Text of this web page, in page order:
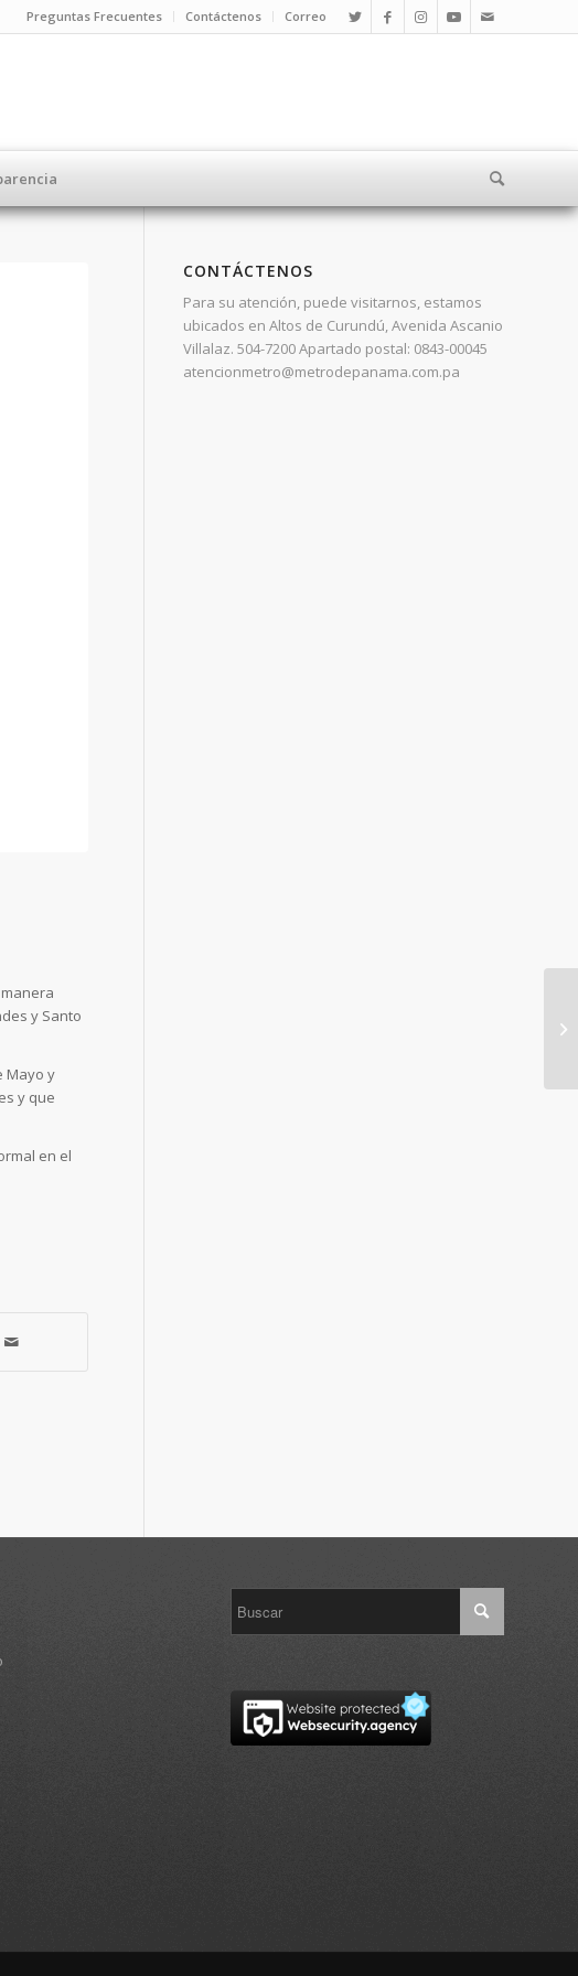
Preguntas Frecuentes Contáctenos Correo
y Santo
Mayo y
y que
en el
CONTÁCTENOS
Para su atención, puede visitarnos, estamos
ubicados en Altos de Curundú, Avenida Ascanio
Villalaz. 504-7200 Apartado postal: 0843-00045
atencionmetro@metrodepanama.com.pa